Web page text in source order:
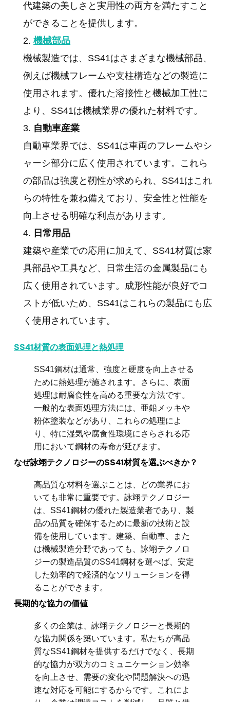
代建築の美しさと実用性の両方を満たすこと
ができることを提供します。
機械部品
機械製造では、SS41はさまざまな機械部品、
例えば機械フレームや支柱構造などの製造に
使用されます。優れた溶接性と機械加工性に
より、SS41は機械業界の優れた材料です。
自動車産業
自動車業界では、SS41は車両のフレームやシ
ャーシ部分に広く使用されています。これら
の部品は強度と靭性が求められ、SS41はこれ
らの特性を兼ね備えており、安全性と性能を
向上させる明確な利点があります。
日常用品
建築や産業での応用に加えて、SS41材質は家
具部品や工具など、日常生活の金属製品にも
広く使用されています。成形性能が良好でコ
ストが低いため、SS41はこれらの製品にも広
く使用されています。
SS41材質の表面処理と熱処理
SS41鋼材は通常、強度と硬度を向上させる
ために熱処理が施されます。さらに、表面
処理は耐腐食性を高める重要な方法です。
一般的な表面処理方法には、亜鉛メッキや
粉体塗装などがあり、これらの処理によ
り、特に湿気や腐食性環境にさらされる応
用において鋼材の寿命が延びます。
なぜ詠翊テクノロジーのSS41材質を選ぶべきか？
高品質な材料を選ぶことは、どの業界にお
いても非常に重要です。詠翊テクノロジー
は、SS41鋼材の優れた製造業者であり、製
品の品質を確保するために最新の技術と設
備を使用しています。建築、自動車、また
は機械製造分野であっても、詠翊テクノロ
ジーの製造品質のSS41鋼材を選べば、安定
した効率的で経済的なソリューションを得
ることができます。
長期的な協力の価値
多くの企業は、詠翊テクノロジーと長期的
な協力関係を築いています。私たちが高品
質なSS41鋼材を提供するだけでなく、長期
的な協力が双方のコミュニケーション効率
を向上させ、需要の変化や問題解決への迅
速な対応を可能にするからです。これによ